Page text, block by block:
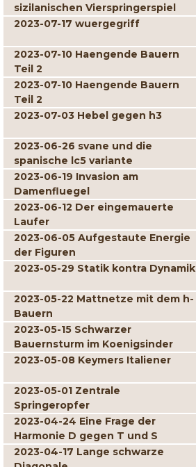
sizilanischen Vierspringerspiel
2023-07-17 wuergegriff
2023-07-10 Haengende Bauern
Teil 2
2023-07-10 Haengende Bauern
Teil 2
2023-07-03 Hebel gegen h3
2023-06-26 svane und die
spanische lc5 variante
2023-06-19 Invasion am
Damenfluegel
2023-06-12 Der eingemauerte
Laufer
2023-06-05 Aufgestaute Energie
der Figuren
2023-05-29 Statik kontra Dynamik
2023-05-22 Mattnetze mit dem h-
Bauern
2023-05-15 Schwarzer
Bauernsturm im Koenigsinder
2023-05-08 Keymers Italiener
2023-05-01 Zentrale
Springeropfer
2023-04-24 Eine Frage der
Harmonie D gegen T und S
2023-04-17 Lange schwarze